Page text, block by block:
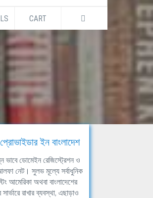
CART DETAILS
ইন বাংলাদেশ
ভাবে ডোমেইন রেজিস্ট্রেশন ও
নেট। সুলভ মূল্যে সর্বাধুনিক
আমেরিকা অথবা বাংলাদেশের
রাখার ব্যবস্থা, এছাড়াও